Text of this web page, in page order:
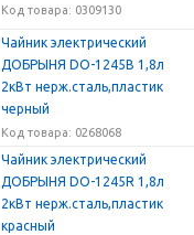
Код товара: 0309130
Чайник электрический
ДОБРЫНЯ DO-1245B 1,8л
2кВт нерж.сталь,пластик
черный
Код товара: 0268068
Чайник электрический
ДОБРЫНЯ DO-1245R 1,8л
2кВт нерж.сталь,пластик
красный